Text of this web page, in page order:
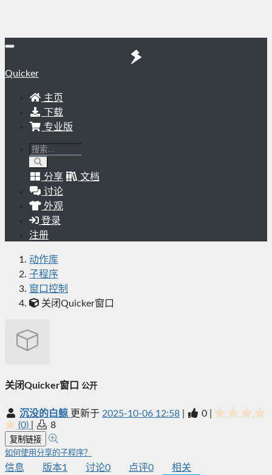
Quicker
主页
下载
专业版
分享
文档
讨论
外观
登录
注册
动作库
子程序
窗口控制
关闭Quicker窗口
关闭Quicker窗口 公开
沉没的白鲸 更新于 2025-10-06 12:58 0
(0)
8
复制链接
如何使用分享的子程序？
信息 版本1 讨论0 点评0 相关